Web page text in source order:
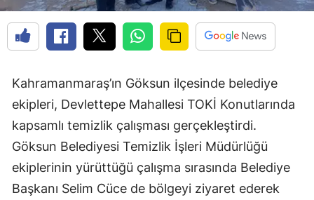
Kahramanmaraş’ın Göksun ilçesinde belediye
ekipleri, Devlettepe Mahallesi TOKİ Konutlarında
kapsamlı temizlik çalışması gerçekleştirdi.
Göksun Belediyesi Temizlik İşleri Müdürlüğü
ekiplerinin yürüttüğü çalışma sırasında Belediye
Başkanı Selim Cüce de bölgeyi ziyaret ederek